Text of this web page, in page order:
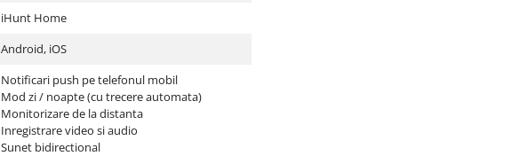
iHunt Home
Android, iOS
Notificari push pe telefonul mobil
Mod zi / noapte (cu trecere automata)
Monitorizare de la distanta
Inregistrare video si audio
Sunet bidirectional